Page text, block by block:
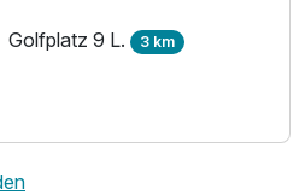
Golfplatz 9 L. 3 km